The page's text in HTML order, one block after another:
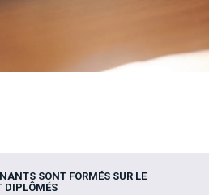
SONT FORMÉS SUR LE
DIPLÔMÉS